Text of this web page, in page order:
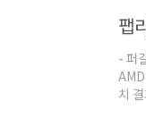
빅
팹
- 퍼
치